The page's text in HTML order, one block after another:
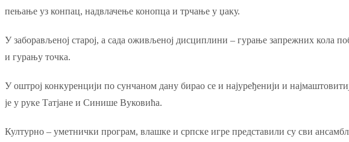
пењање уз конпац, надвлачење конопца и трчање у џаку.
У заборављеној старој, а сада оживљеној дисциплини – гурање запрежних кола
и гурању точка.
У оштрој конкуренцији по сунчаном дану бирао се и најуређенији и
је у руке Татјане и Синише Вуковића.
Културно – уметнички програм, влашке и српске игре представили су сви